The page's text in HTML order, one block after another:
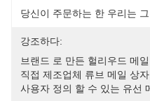
당신이 주문하는 한 우리는
강조하다:
브랜드 로 만든 헐리우드 메
직접 제조업체 류브 메일 상자
사용자 정의 할 수 있는 유선